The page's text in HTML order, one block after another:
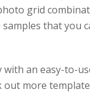
grid
that you
an easy-to-
out more